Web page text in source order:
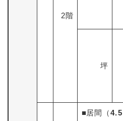
2階
坪
■居間（4.5